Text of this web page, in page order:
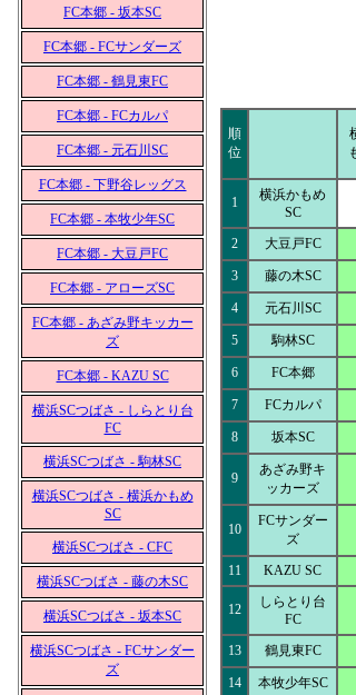
FC本郷 - 坂本SC
FC本郷 - FCサンダーズ
FC本郷 - 鶴見東FC
FC本郷 - FCカルパ
FC本郷 - 元石川SC
FC本郷 - 下野谷レッグス
FC本郷 - 本牧少年SC
FC本郷 - 大豆戸FC
FC本郷 - アローズSC
FC本郷 - あざみ野キッカー
ズ
FC本郷 - KAZU SC
横浜SCつばさ - しらとり台
FC
横浜SCつばさ - 駒林SC
横浜SCつばさ - 横浜かもめ
SC
横浜SCつばさ - CFC
横浜SCつばさ - 藤の木SC
横浜SCつばさ - 坂本SC
横浜SCつばさ - FCサンダー
ズ
順
位
1
横浜かもめ
SC
2 大豆戸FC
3 藤の木SC
4 元石川SC
5 駒林SC
6 FC本郷
7 FCカルパ
8 坂本SC
9
あざみ野キ
ッカーズ
10
FCサンダー
ズ
11 KAZU SC
12
しらとり台
FC
13 鶴見東FC
14 本牧少年SC